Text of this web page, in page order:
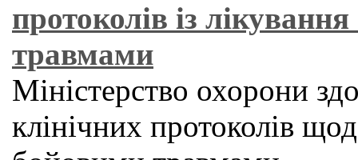
протоколів із
травмами
Міністерство охорони
клінічних протоколів